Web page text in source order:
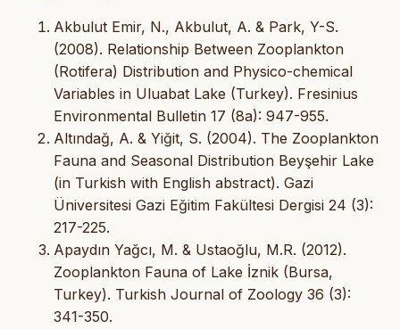
Akbulut Emir, N., Akbulut, A. & Park, Y-S.
(2008). Relationship Between Zooplankton
(Rotifera) Distribution and Physico-chemical
Variables in Uluabat Lake (Turkey). Fresinius
Environmental Bulletin 17 (8a): 947-955.
Altındağ, A. & Yiğit, S. (2004). The Zooplankton
Fauna and Seasonal Distribution Beyşehir Lake
(in Turkish with English abstract). Gazi
Üniversitesi Gazi Eğitim Fakültesi Dergisi 24 (3):
217-225.
Apaydın Yağcı, M. & Ustaoğlu, M.R. (2012).
Zooplankton Fauna of Lake İznik (Bursa,
Turkey). Turkish Journal of Zoology 36 (3):
341-350.